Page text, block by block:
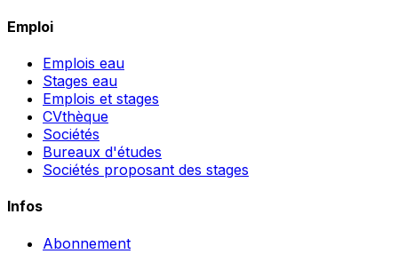
Emploi
Emplois eau
Stages eau
Emplois et stages
CVthèque
Sociétés
Bureaux d'études
Sociétés proposant des stages
Infos
Abonnement